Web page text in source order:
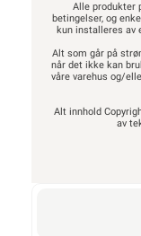
Alle produkter
betingelser, og
kun installeres av
Alt som går på
når det ikke kan
våre varehus og/
Alt innhold
av